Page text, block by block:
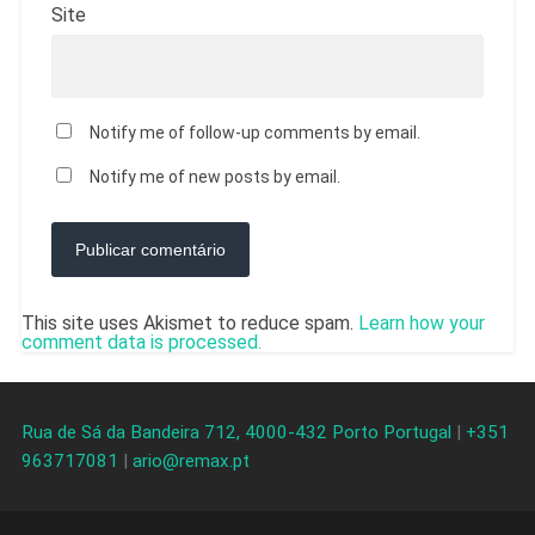
Site
Notify me of follow-up comments by email.
Notify me of new posts by email.
This site uses Akismet to reduce spam. Learn how your
comment data is processed.
Rua de Sá da Bandeira 712, 4000-432 Porto Portugal | +351
963717081 | ario@remax.pt